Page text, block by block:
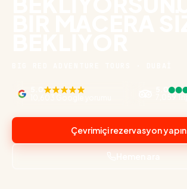
Çevrimiçi rezervasyon yapın
Hemen ara